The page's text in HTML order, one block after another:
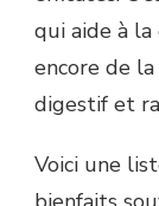
qui aide à la
encore de
digestif et
Voici une